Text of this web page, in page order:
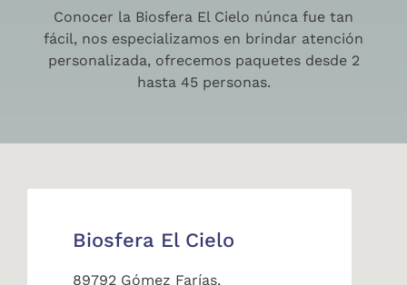
Conocer la Biosfera El Cielo núnca fue tan
fácil, nos especializamos en brindar atención
personalizada, ofrecemos paquetes desde 2
hasta 45 personas.
Biosfera El Cielo
89792 Gómez Farías,